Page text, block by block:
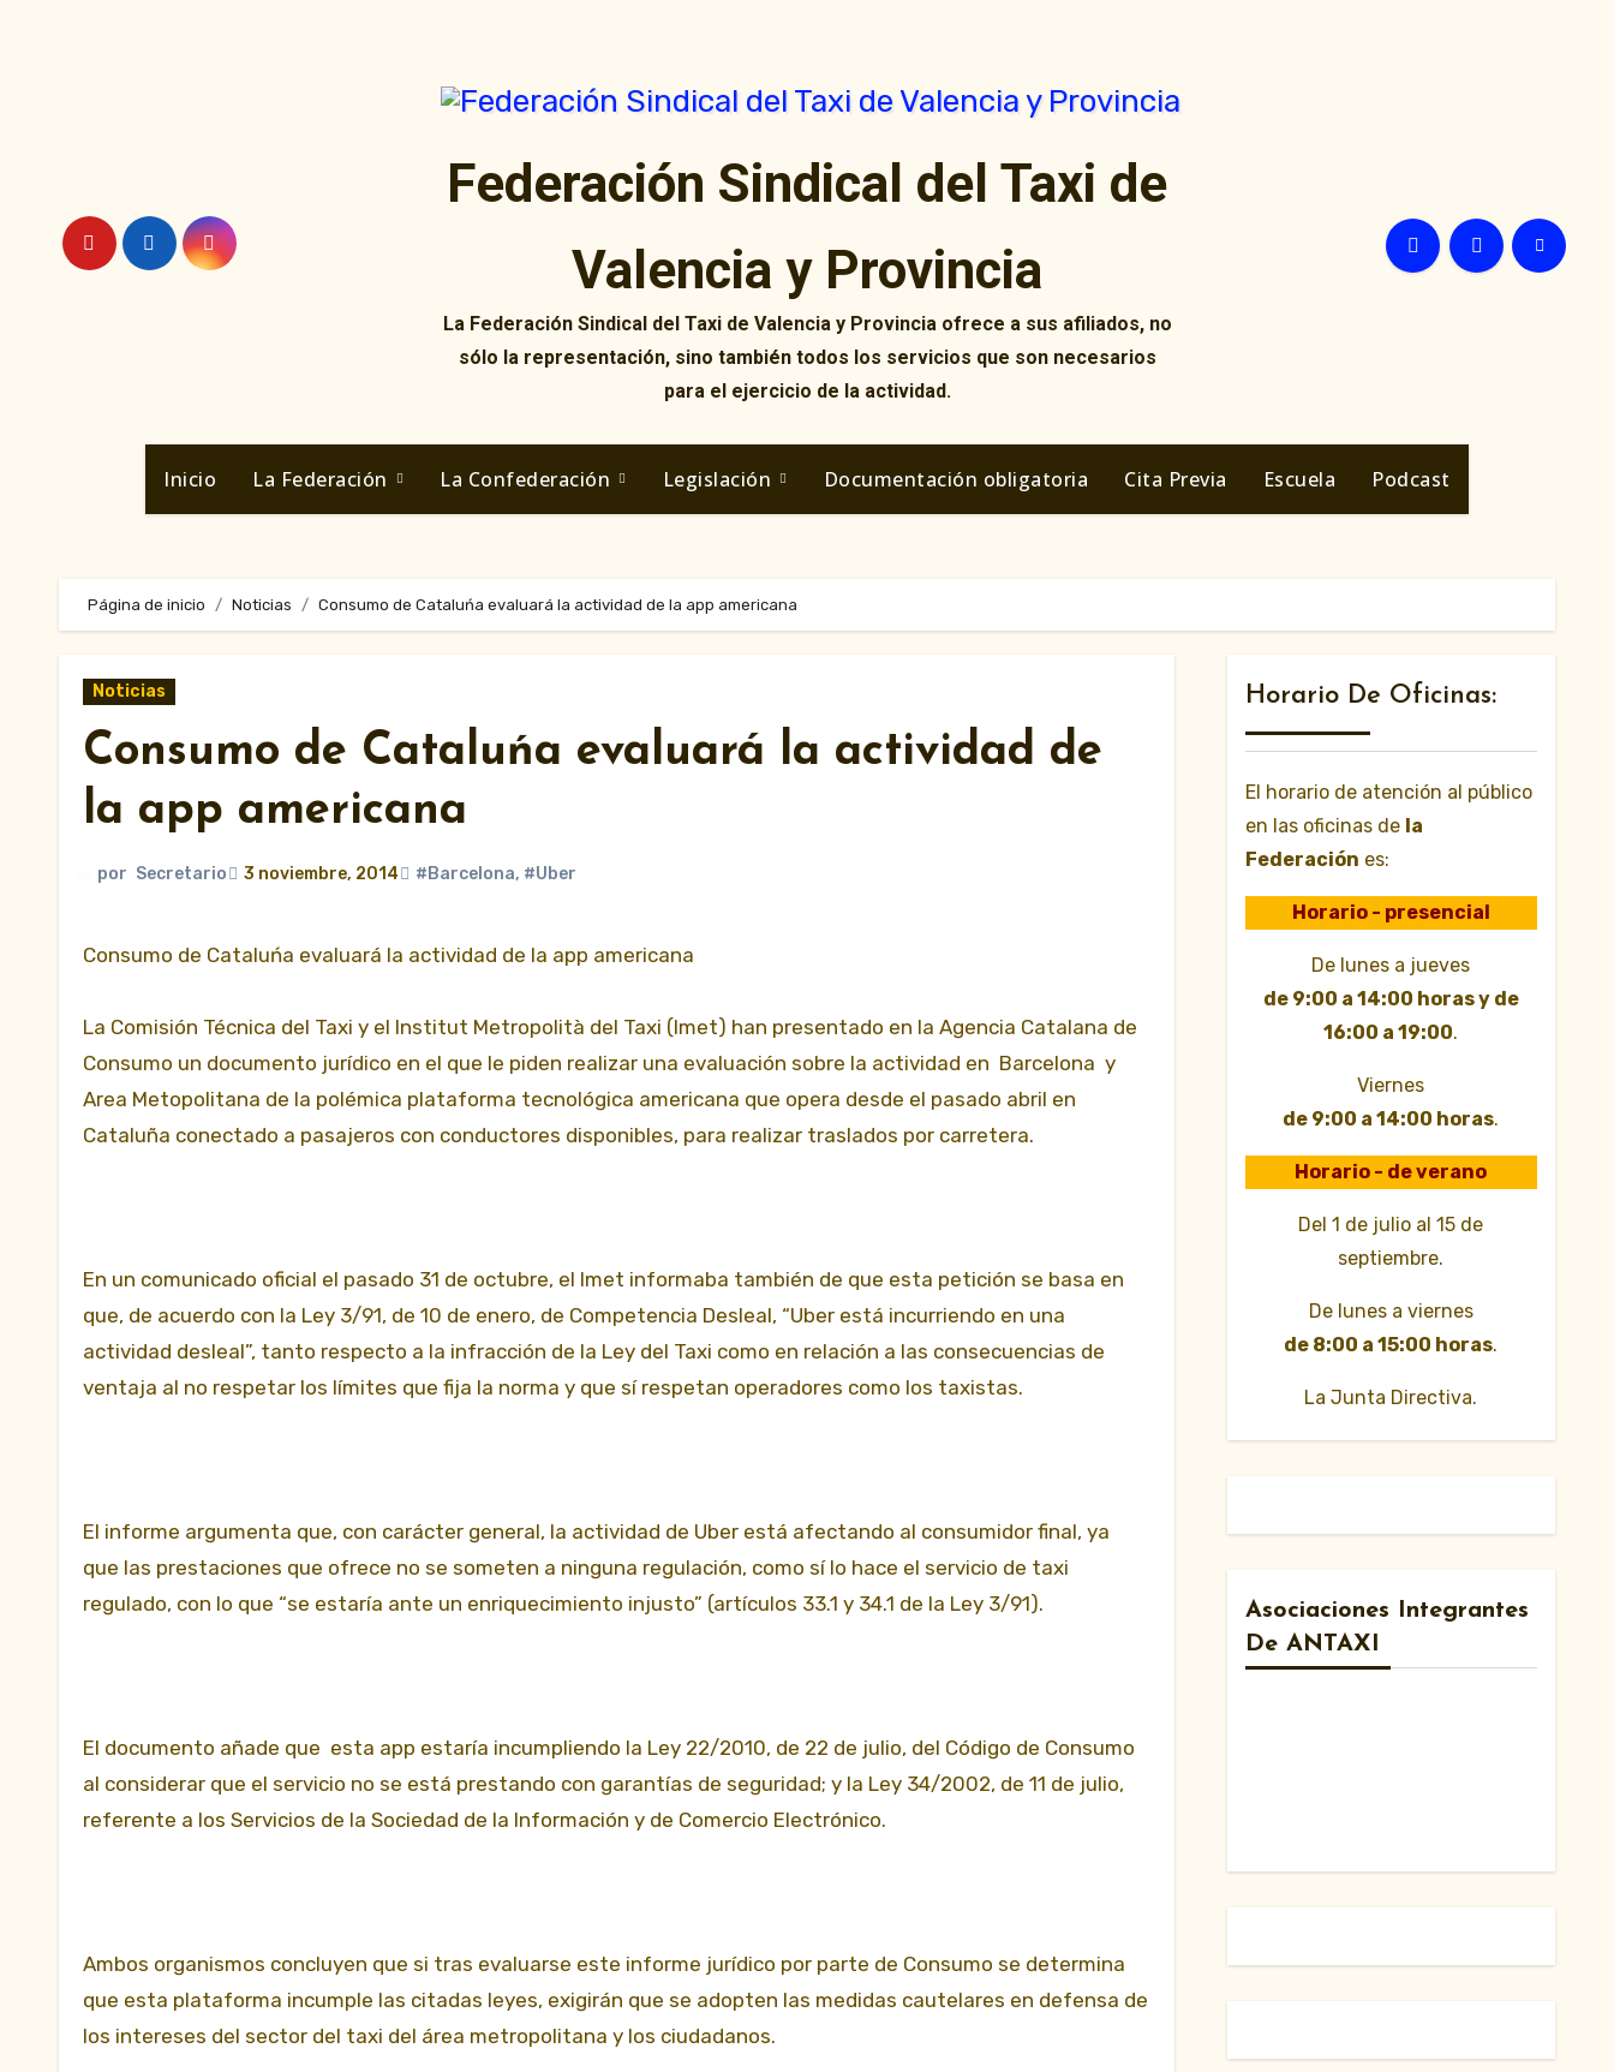
Federación Sindical del Taxi de
Valencia y Provincia
La Federación Sindical del Taxi de Valencia y Provincia ofrece a sus afiliados, no
sólo la representación, sino también todos los servicios que son necesarios
para el ejercicio de la actividad.
Inicio La Federación La Confederación Legislación Documentación obligatoria Cita Previa Escuela Podcast
Página de inicio Noticias Consumo de Cataluńa evaluará la actividad de la app americana
Noticias
Consumo de Cataluńa evaluará la actividad de
la app americana
por Secretario 3 noviembre, 2014 #Barcelona, #Uber
Consumo de Cataluńa evaluará la actividad de la app americana
La Comisión Técnica del Taxi y el Institut Metropolità del Taxi (Imet) han presentado en la Agencia Catalana de
Consumo un documento jurídico en el que le piden realizar una evaluación sobre la actividad en Barcelona y
Area Metopolitana de la polémica plataforma tecnológica americana que opera desde el pasado abril en
Cataluña conectado a pasajeros con conductores disponibles, para realizar traslados por carretera.
En un comunicado oficial el pasado 31 de octubre, el Imet informaba también de que esta petición se basa en
que, de acuerdo con la Ley 3/91, de 10 de enero, de Competencia Desleal, “Uber está incurriendo en una
actividad desleal”, tanto respecto a la infracción de la Ley del Taxi como en relación a las consecuencias de
ventaja al no respetar los límites que fija la norma y que sí respetan operadores como los taxistas.
El informe argumenta que, con carácter general, la actividad de Uber está afectando al consumidor final, ya
que las prestaciones que ofrece no se someten a ninguna regulación, como sí lo hace el servicio de taxi
regulado, con lo que “se estaría ante un enriquecimiento injusto” (artículos 33.1 y 34.1 de la Ley 3/91).
El documento añade que esta app estaría incumpliendo la Ley 22/2010, de 22 de julio, del Código de Consumo
al considerar que el servicio no se está prestando con garantías de seguridad; y la Ley 34/2002, de 11 de julio,
referente a los Servicios de la Sociedad de la Información y de Comercio Electrónico.
Ambos organismos concluyen que si tras evaluarse este informe jurídico por parte de Consumo se determina
que esta plataforma incumple las citadas leyes, exigirán que se adopten las medidas cautelares en defensa de
los intereses del sector del taxi del área metropolitana y los ciudadanos.
Horario De Oficinas:
El horario de atención al público
en las oficinas de la
Federación es:
Horario - presencial
De lunes a jueves
de 9:00 a 14:00 horas y de
16:00 a 19:00.
Viernes
de 9:00 a 14:00 horas.
Horario - de verano
Del 1 de julio al 15 de
septiembre.
De lunes a viernes
de 8:00 a 15:00 horas.
La Junta Directiva.
Asociaciones Integrantes
De ANTAXI